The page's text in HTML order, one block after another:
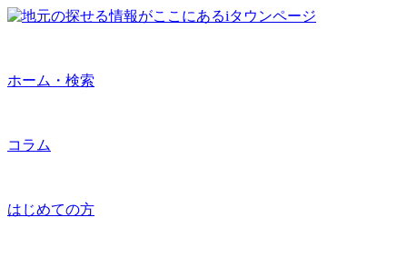
ホーム・検索
コラム
はじめての方